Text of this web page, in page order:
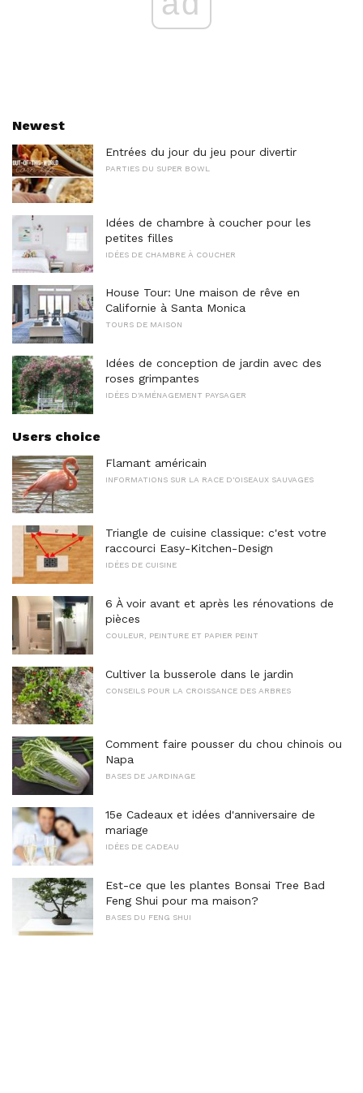
Newest
Entrées du jour du jeu pour divertir
PARTIES DU SUPER BOWL
Idées de chambre à coucher pour les
petites filles
IDÉES DE CHAMBRE À COUCHER
House Tour: Une maison de rêve en
Californie à Santa Monica
TOURS DE MAISON
Idées de conception de jardin avec des
roses grimpantes
IDÉES D'AMÉNAGEMENT PAYSAGER
Users choice
Flamant américain
INFORMATIONS SUR LA RACE D'OISEAUX SAUVAGES
Triangle de cuisine classique: c'est votre
raccourci Easy-Kitchen-Design
IDÉES DE CUISINE
6 À voir avant et après les rénovations de
pièces
COULEUR, PEINTURE ET PAPIER PEINT
Cultiver la busserole dans le jardin
CONSEILS POUR LA CROISSANCE DES ARBRES
Comment faire pousser du chou chinois ou
Napa
BASES DE JARDINAGE
15e Cadeaux et idées d'anniversaire de
mariage
IDÉES DE CADEAU
Est-ce que les plantes Bonsai Tree Bad
Feng Shui pour ma maison?
BASES DU FENG SHUI